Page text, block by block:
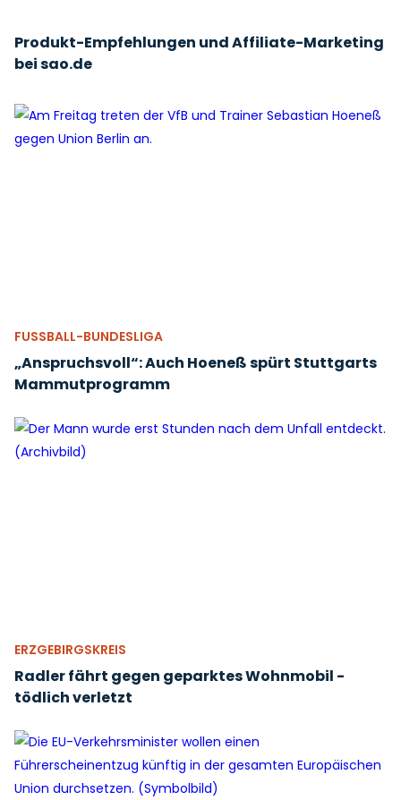
Produkt-Empfehlungen und Affiliate-Marketing
bei sao.de
FUSSBALL-BUNDESLIGA
„Anspruchsvoll“: Auch Hoeneß spürt Stuttgarts
Mammutprogramm
ERZGEBIRGSKREIS
Radler fährt gegen geparktes Wohnmobil -
tödlich verletzt